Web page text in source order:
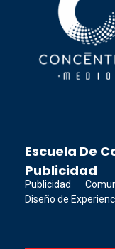
Escuela De
Publicidad
Publicidad
Diseño de